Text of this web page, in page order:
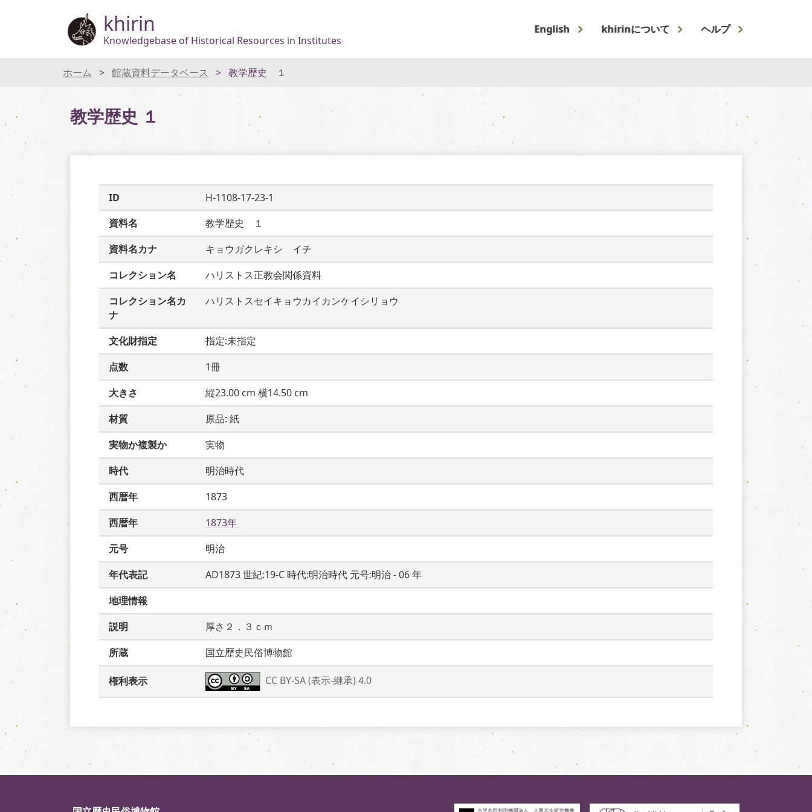
khirin
Knowledgebase of Historical Resources in Institutes
English khirinについて ヘルプ
ホーム 館蔵資料データベース 教学歴史 １
教学歴史 １
ID
H-1108-17-23-1
資料名
教学歴史　１
資料名カナ
キョウガクレキシ　イチ
コレクション名
ハリストス正教会関係資料
コレクション名カ
ナ
ハリストスセイキョウカイカンケイシリョウ
文化財指定
指定:未指定
点数
1冊
大きさ
縦23.00 cm 横14.50 cm
材質
原品: 紙
実物か複製か
実物
時代
明治時代
西暦年
1873
西暦年
1873年
元号
明治
年代表記
AD1873 世紀:19-C 時代:明治時代 元号:明治 - 06 年
地理情報
説明
厚さ２．３ｃｍ
所蔵
国立歴史民俗博物館
権利表示 CC BY-SA (表示-継承) 4.0